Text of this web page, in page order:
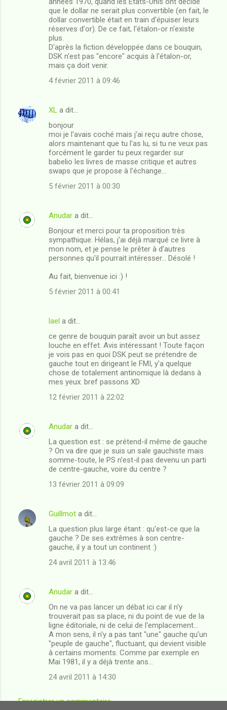
que le dollar ne serait plus convertible (en fait, le
dollar convertible était en train d'épuiser leurs
réserves d'or). De ce fait, l'étalon-or n'existe
plus.
D'après la fiction développée dans ce bouquin,
DSK n'est pas "encore" acquis à l'étalon-or,
mais ça doit venir.
4 février 2011 à 09:46
XL a dit…
bonjour
moi je l'avais coché mais j'ai reçu autre chose,
alors maintenant que tu l'as lu, si tu ne veux pas
forcément le garder tu peux regarder sur
babelio les livres de masse critique et autres
swaps que je propose à l'échange...
5 février 2011 à 00:30
Anudar a dit…
Bonjour et merci pour ta proposition très
sympathique. Hélas, j'ai déjà marqué ce livre à
mon nom, et je pense le prêter à d'autres
personnes qu'il pourrait intéresser... Désolé !
Au fait, bienvenue ici :) !
5 février 2011 à 00:41
lael a dit…
ce genre de bouquin paraît avoir un but assez
louche en effet. Avis intéressant ! Toute façon
je vois pas en quoi DSK peut se prétendre de
gauche tout en dirigeant le FMI, y'a quelque
chose de totalement antinomique là dedans à
mes yeux. bref passons XD
12 février 2011 à 22:02
Anudar a dit…
La question est : se prétend-il même de gauche
? On va dire que je suis un sale gauchiste mais
somme-toute, le PS n'est-il pas devenu un parti
de centre-gauche, voire du centre ?
13 février 2011 à 09:09
Guillmot a dit…
La question plus large étant : qu'est-ce que la
gauche ? De ses extrêmes à son centre-
gauche, il y a tout un continent :)
24 avril 2011 à 13:46
Anudar a dit…
On ne va pas lancer un débat ici car il n'y
trouverait pas sa place, ni du point de vue de la
ligne éditoriale, ni de celui de l'emplacement...
A mon sens, il n'y a pas tant "une" gauche qu'un
"peuple de gauche", fluctuant, qui devient visible
à certains moments. Comme par exemple en
Mai 1981, il y a déjà trente ans...
24 avril 2011 à 14:30
Enregistrer un commentaire